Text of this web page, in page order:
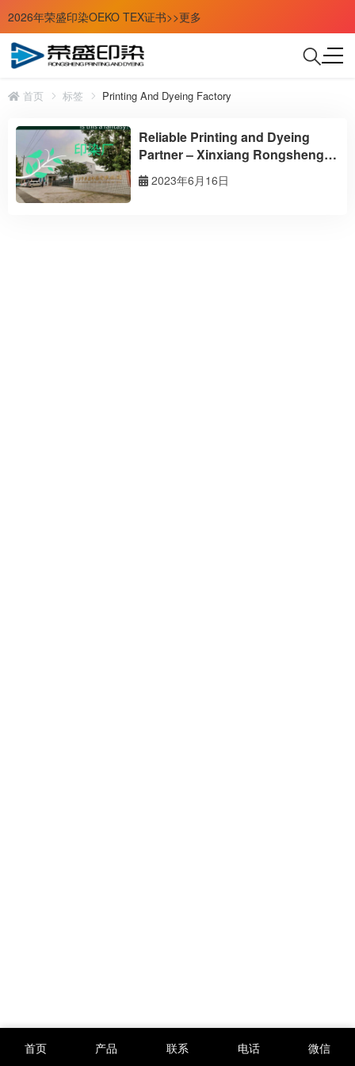
2026年荣盛印染OEKO TEX证书>>更多
首页 标签 Printing And Dyeing Factory
Reliable Printing and Dyeing
Partner – Xinxiang Rongsheng
Printing and Dyeing Factory
2023年6月16日
首页 产品 联系 电话 微信